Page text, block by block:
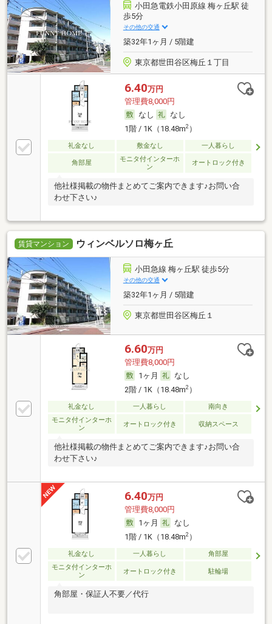
小田急電鉄小田原線 梅ヶ丘駅 徒
歩5分
その他の交通
築32年1ヶ月 / 5階建
東京都世田谷区梅丘１丁目
6.40万円
管理費8,000円
なし
なし
1階 / 1K（18.48m2）
礼金なし 敷金なし 一人暮らし
角部屋
モニタ付インターホ
ン
オートロック付き
他社様掲載の物件まとめてご案内できます♪お問い合
わせ下さい♪
賃貸マンション ウィンベルソロ梅ヶ丘
小田急線 梅ヶ丘駅 徒歩5分
その他の交通
築32年1ヶ月 / 5階建
東京都世田谷区梅丘１
6.60万円
管理費8,000円
1ヶ月
なし
2階 / 1K（18.48m2）
礼金なし 一人暮らし
南向き
モニタ付インターホ
ン
オートロック付き 収納スペース
他社様掲載の物件まとめてご案内できます♪お問い合
わせ下さい♪
6.40万円
管理費8,000円
1ヶ月
なし
1階 / 1K（18.48m2）
礼金なし 一人暮らし
角部屋
モニタ付インターホ
ン
オートロック付き 駐輪場
角部屋・保証人不要／代行